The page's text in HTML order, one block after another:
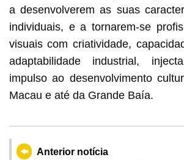
a desenvolverem as suas
individuais, e a tornarem-se
visuais com criatividade,
adaptabilidade industrial,
impulso ao desenvolvimento
Macau e até da Grande Baía.
Anterior notícia